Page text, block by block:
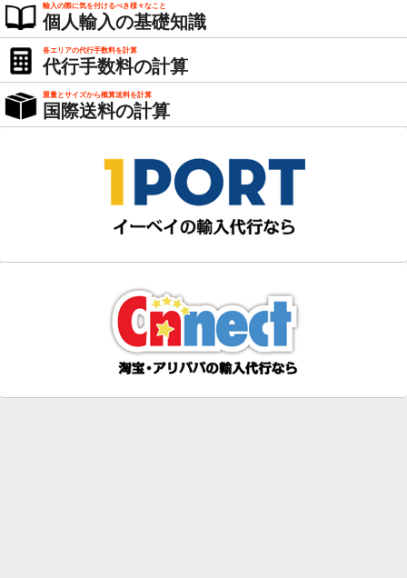
輸入の際に気を付けるべき様々なこと
個人輸入の基礎知識
各エリアの代行手数料を計算
代行手数料の計算
重量とサイズから概算送料を計算
国際送料の計算